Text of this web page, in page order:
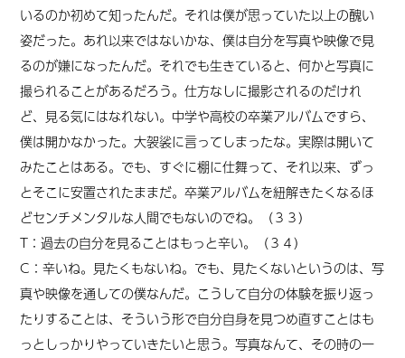
いるのか初めて知ったんだ。それは僕が思っていた以上の醜い
姿だった。あれ以来ではないかな、僕は自分を写真や映像で見
るのが嫌になったんだ。それでも生きていると、何かと写真に
撮られることがあるだろう。仕方なしに撮影されるのだけれ
ど、見る気にはなれない。中学や高校の卒業アルバムですら、
僕は開かなかった。大袈裟に言ってしまったな。実際は開いて
みたことはある。でも、すぐに棚に仕舞って、それ以来、ずっ
とそこに安置されたままだ。卒業アルバムを紐解きたくなるほ
どセンチメンタルな人間でもないのでね。（３３）
T：過去の自分を見ることはもっと辛い。（３４）
C：辛いね。見たくもないね。でも、見たくないというのは、写
真や映像を通しての僕なんだ。こうして自分の体験を振り返っ
たりすることは、そういう形で自分自身を見つめ直すことはも
っとしっかりやっていきたいと思う。写真なんて、その時の一